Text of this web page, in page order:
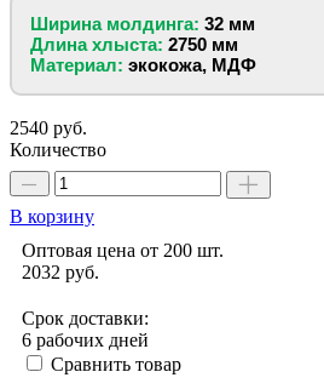
Ширина молдинга: 32 мм
Длина хлыста: 2750 мм
Материал: экокожа, МДФ
2540 руб.
Количество
В корзину
Оптовая цена от 200 шт.
2032 руб.
Срок доставки:
6 рабочих дней
Сравнить товар